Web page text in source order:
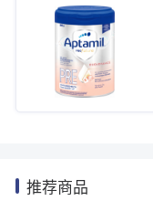
推荐商品